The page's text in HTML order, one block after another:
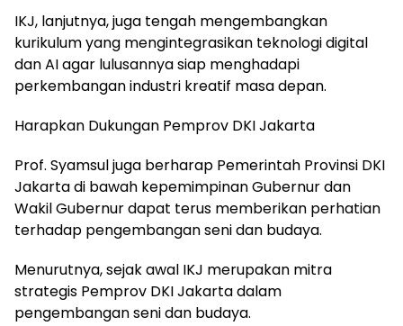
IKJ, lanjutnya, juga tengah mengembangkan
kurikulum yang mengintegrasikan teknologi digital
dan AI agar lulusannya siap menghadapi
perkembangan industri kreatif masa depan.
Harapkan Dukungan Pemprov DKI Jakarta
Prof. Syamsul juga berharap Pemerintah Provinsi DKI
Jakarta di bawah kepemimpinan Gubernur dan
Wakil Gubernur dapat terus memberikan perhatian
terhadap pengembangan seni dan budaya.
Menurutnya, sejak awal IKJ merupakan mitra
strategis Pemprov DKI Jakarta dalam
pengembangan seni dan budaya.